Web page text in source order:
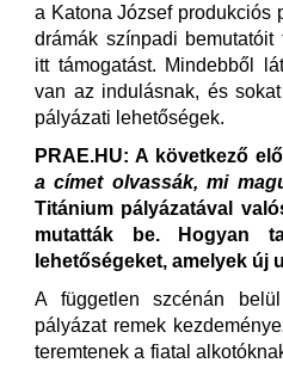
a Katona József produkciós
drámák színpadi
itt támogatást. Mindebből
van az indulásnak, és
pályázati lehetőségek.
PRAE.HU: A következő
a címet olvassák, mi
Titánium pályázatával
mutatták be. Hogyan
lehetőségeket, amelyek új
A független szcénán
pályázat remek
teremtenek a fiatal